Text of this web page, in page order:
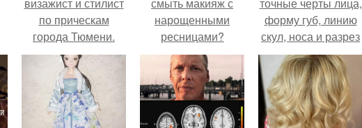
по прическам
города Тюмени.
нарощенными
ресницами?
форму губ, линию
скул, носа и разрез
глаз.